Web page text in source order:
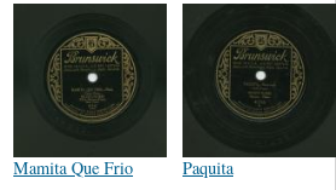
Mamita Que Frio Paquita